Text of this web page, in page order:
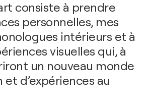
consiste à prendre
personnelles, mes
intérieurs et à
visuelles qui, à
un nouveau monde
et d’expériences au